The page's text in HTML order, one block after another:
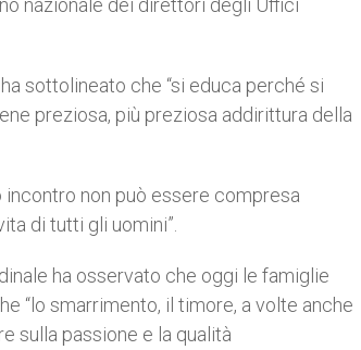
nazionale dei direttori degli Uffici
sottolineato che “si educa perché si
preziosa, più preziosa addirittura della
incontro non può essere compresa
di tutti gli uomini”.
ha osservato che oggi le famiglie
“lo smarrimento, il timore, a volte anche
sulla passione e la qualità